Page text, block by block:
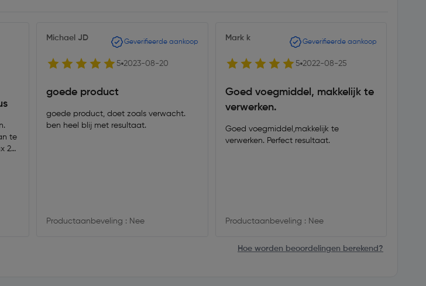
te
2
Michael JD Geverifieerde aankoop
5 2023-08-20
goede product
goede product, doet zoals verwacht.
ben heel blij met resultaat.
Productaanbeveling : Nee
Mark k Geverifieerde aankoop
5 2022-08-25
Goed voegmiddel, makkelijk te
verwerken.
Goed voegmiddel,makkelijk te
verwerken. Perfect resultaat.
Productaanbeveling : Nee
Hoe worden beoordelingen berekend?